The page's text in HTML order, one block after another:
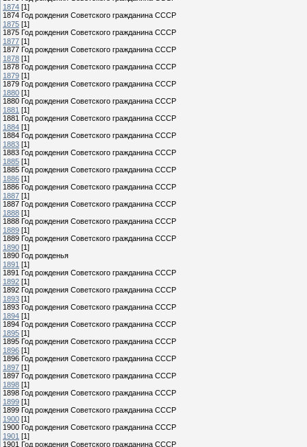
1874 [1]
1874 Год рождения Советского гражданина СССР
1875 [1]
1875 Год рождения Советского гражданина СССР
1877 [1]
1877 Год рождения Советского гражданина СССР
1878 [1]
1878 Год рождения Советского гражданина СССР
1879 [1]
1879 Год рождения Советского гражданина СССР
1880 [1]
1880 Год рождения Советского гражданина СССР
1881 [1]
1881 Год рождения Советского гражданина СССР
1884 [1]
1884 Год рождения Советского гражданина СССР
1883 [1]
1883 Год рождения Советского гражданина СССР
1885 [1]
1885 Год рождения Советского гражданина СССР
1886 [1]
1886 Год рождения Советского гражданина СССР
1887 [1]
1887 Год рождения Советского гражданина СССР
1888 [1]
1888 Год рождения Советского гражданина СССР
1889 [1]
1889 Год рождения Советского гражданина СССР
1890 [1]
1890 Год рожденья
1891 [1]
1891 Год рождения Советского гражданина СССР
1892 [1]
1892 Год рождения Советского гражданина СССР
1893 [1]
1893 Год рождения Советского гражданина СССР
1894 [1]
1894 Год рождения Советского гражданина СССР
1895 [1]
1895 Год рождения Советского гражданина СССР
1896 [1]
1896 Год рождения Советского гражданина СССР
1897 [1]
1897 Год рождения Советского гражданина СССР
1898 [1]
1898 Год рождения Советского гражданина СССР
1899 [1]
1899 Год рождения Советского гражданина СССР
1900 [1]
1900 Год рождения Советского гражданина СССР
1901 [1]
1901 Год рождения Советского гражданина СССР